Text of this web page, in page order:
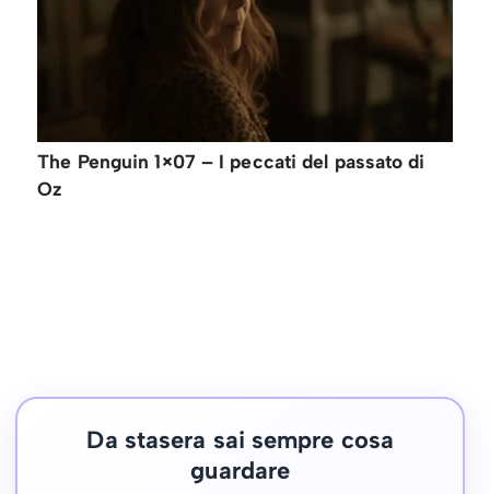
The Penguin 1×07 – I peccati del passato di
Oz
Da stasera sai sempre cosa
guardare